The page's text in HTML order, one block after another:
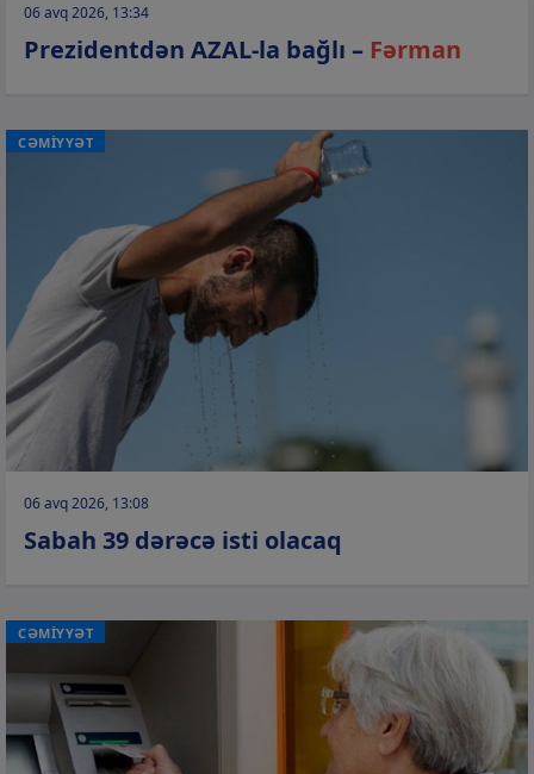
06 avq 2026, 13:34
Prezidentdən AZAL-la bağlı – Fərman
CƏMİYYƏT
06 avq 2026, 13:08
Sabah 39 dərəcə isti olacaq
CƏMİYYƏT